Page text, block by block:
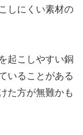
しにくい素材の
起こしやすい銅
いることがある
た方が無難かも